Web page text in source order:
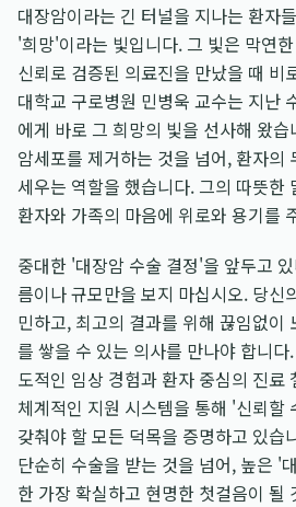
대장암이라는 긴 터널을 지나는 환자
'희망'이라는 빛입니다. 그 빛은 막연
신뢰로 검증된 의료진을 만났을 때 비
대학교 구로병원 민병욱 교수는 지난
에게 바로 그 희망의 빛을 선사해 왔
암세포를 제거하는 것을 넘어, 환자의
세우는 역할을 했습니다. 그의 따뜻한
환자와 가족의 마음에 위로와 용기를
중대한 '대장암 수술 결정'을 앞두고
름이나 규모만을 보지 마십시오. 당신
민하고, 최고의 결과를 위해 끊임없이
를 쌓을 수 있는 의사를 만나야 합니
도적인 임상 경험과 환자 중심의 진료
체계적인 지원 시스템을 통해 '신뢰할
갖춰야 할 모든 덕목을 증명하고 있습
단순히 수술을 받는 것을 넘어, 높은 '
한 가장 확실하고 현명한 첫걸음이 될